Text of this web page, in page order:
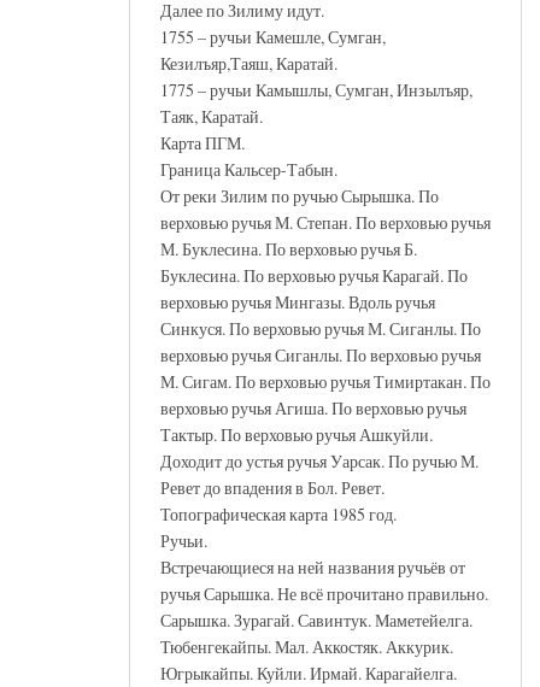
Далее по Зилиму идут.
1755 – ручьи Камешле, Сумган,
Кезилъяр,Таяш, Каратай.
1775 – ручьи Камышлы, Сумган, Инзылъяр,
Таяк, Каратай.
Карта ПГМ.
Граница Кальсер-Табын.
От реки Зилим по ручью Сырышка. По
верховью ручья М. Степан. По верховью ручья
М. Буклесина. По верховью ручья Б.
Буклесина. По верховью ручья Карагай. По
верховью ручья Мингазы. Вдоль ручья
Синкуся. По верховью ручья М. Сиганлы. По
верховью ручья Сиганлы. По верховью ручья
М. Сигам. По верховью ручья Тимиртакан. По
верховью ручья Агиша. По верховью ручья
Тактыр. По верховью ручья Ашкуйли.
Доходит до устья ручья Уарсак. По ручью М.
Ревет до впадения в Бол. Ревет.
Топографическая карта 1985 год.
Ручьи.
Встречающиеся на ней названия ручьёв от
ручья Сарышка. Не всё прочитано правильно.
Сарышка. Зурагай. Савинтук. Маметейелга.
Тюбенгекайпы. Мал. Аккостяк. Аккурик.
Югрыкайпы. Куйли. Ирмай. Карагайелга.